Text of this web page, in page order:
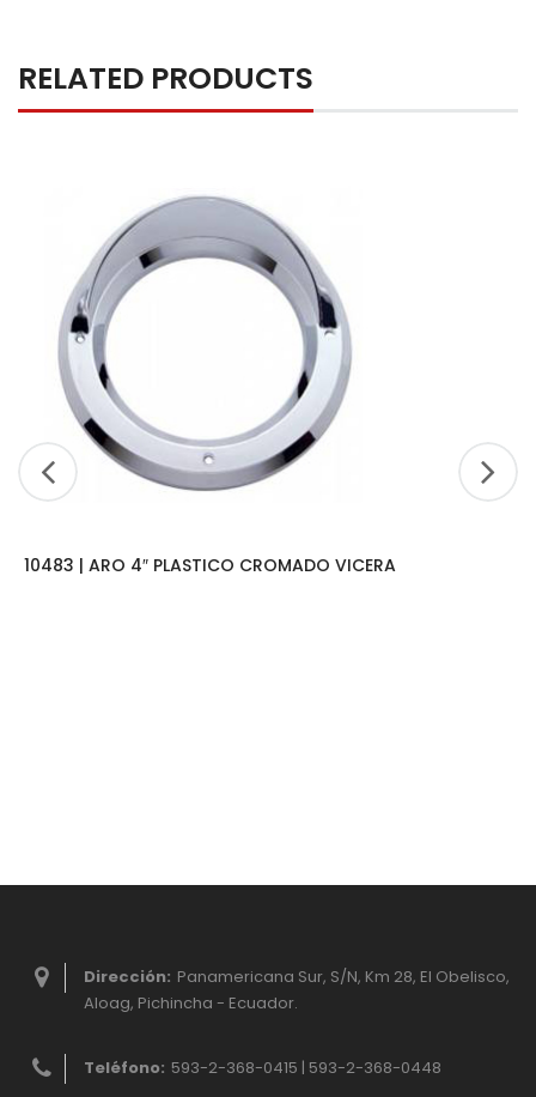
RELATED PRODUCTS
10483 | ARO 4″ PLASTICO CROMADO VICERA
Dirección: Panamericana Sur, S/N, Km 28, El Obelisco,
Aloag, Pichincha - Ecuador.
Teléfono: 593-2-368-0415 | 593-2-368-0448